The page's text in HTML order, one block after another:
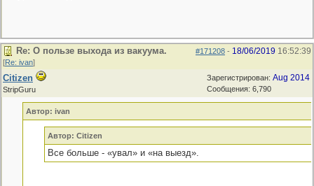
#171208 - 18/06/2019 16:52:39
Re: О пользе выхода из вакуума.
[Re: ivan]
Зарегистрирован: Aug 2014
Сообщения: 6,790
Citizen
StripGuru
Автор: ivan
Автор: Citizen
Все больше - «увал» и «на выезд».